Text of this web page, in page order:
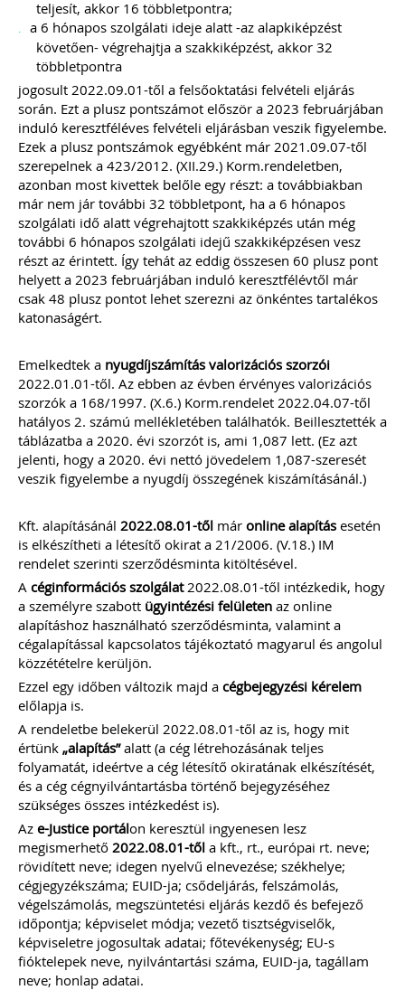
teljesít, akkor 16 többletpontra;
a 6 hónapos szolgálati ideje alatt -az alapkiképzést
követően- végrehajtja a szakkiképzést, akkor 32
többletpontra
jogosult 2022.09.01-től a felsőoktatási felvételi eljárás
során. Ezt a plusz pontszámot először a 2023 februárjában
induló keresztféléves felvételi eljárásban veszik figyelembe.
Ezek a plusz pontszámok egyébként már 2021.09.07-től
szerepelnek a 423/2012. (XII.29.) Korm.rendeletben,
azonban most kivettek belőle egy részt: a továbbiakban
már nem jár további 32 többletpont, ha a 6 hónapos
szolgálati idő alatt végrehajtott szakkiképzés után még
további 6 hónapos szolgálati idejű szakkiképzésen vesz
részt az érintett. Így tehát az eddig összesen 60 plusz pont
helyett a 2023 februárjában induló keresztfélévtől már
csak 48 plusz pontot lehet szerezni az önkéntes tartalékos
katonaságért.
Emelkedtek a nyugdíjszámítás valorizációs szorzói
2022.01.01-től. Az ebben az évben érvényes valorizációs
szorzók a 168/1997. (X.6.) Korm.rendelet 2022.04.07-től
hatályos 2. számú mellékletében találhatók. Beillesztették a
táblázatba a 2020. évi szorzót is, ami 1,087 lett. (Ez azt
jelenti, hogy a 2020. évi nettó jövedelem 1,087-szeresét
veszik figyelembe a nyugdíj összegének kiszámításánál.)
Kft. alapításánál 2022.08.01-től már online alapítás esetén
is elkészítheti a létesítő okirat a 21/2006. (V.18.) IM
rendelet szerinti szerződésminta kitöltésével.
A céginformációs szolgálat2022.08.01-től intézkedik, hogy
a személyre szabott ügyintézési felületen az online
alapításhoz használható szerződésminta, valamint a
cégalapítással kapcsolatos tájékoztató magyarul és angolul
közzétételre kerüljön.
Ezzel egy időben változik majd a cégbejegyzési kérelem
előlapja is.
A rendeletbe belekerül 2022.08.01-től az is, hogy mit
értünk „alapítás”alatt (a cég létrehozásának teljes
folyamatát, ideértve a cég létesítő okiratának elkészítését,
és a cég cégnyilvántartásba történő bejegyzéséhez
szükséges összes intézkedést is).
Az e-Justice portálon keresztül ingyenesen lesz
megismerhető 2022.08.01-től a kft., rt., európai rt. neve;
rövidített neve; idegen nyelvű elnevezése; székhelye;
cégjegyzékszáma; EUID-ja; csődeljárás, felszámolás,
végelszámolás, megszüntetési eljárás kezdő és befejező
időpontja; képviselet módja; vezető tisztségviselők,
képviseletre jogosultak adatai; főtevékenység; EU-s
fióktelepek neve, nyilvántartási száma, EUID-ja, tagállam
neve; honlap adatai.